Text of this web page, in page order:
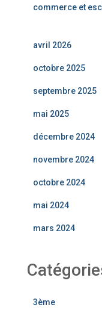
commerce et
avril 2026
octobre 2025
septembre 2025
mai 2025
décembre 2024
novembre 2024
octobre 2024
mai 2024
mars 2024
3ème